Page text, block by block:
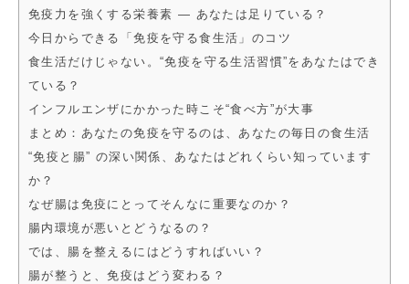
免疫力を強くする栄養素 ― あなたは足りている？
今日からできる「免疫を守る食生活」のコツ
食生活だけじゃない。“免疫を守る生活習慣”をあなたはでき
ている？
インフルエンザにかかった時こそ“食べ方”が大事
まとめ：あなたの免疫を守るのは、あなたの毎日の食生活
“免疫と腸” の深い関係、あなたはどれくらい知っています
か？
なぜ腸は免疫にとってそんなに重要なのか？
腸内環境が悪いとどうなるの？
では、腸を整えるにはどうすればいい？
腸が整うと、免疫はどう変わる？